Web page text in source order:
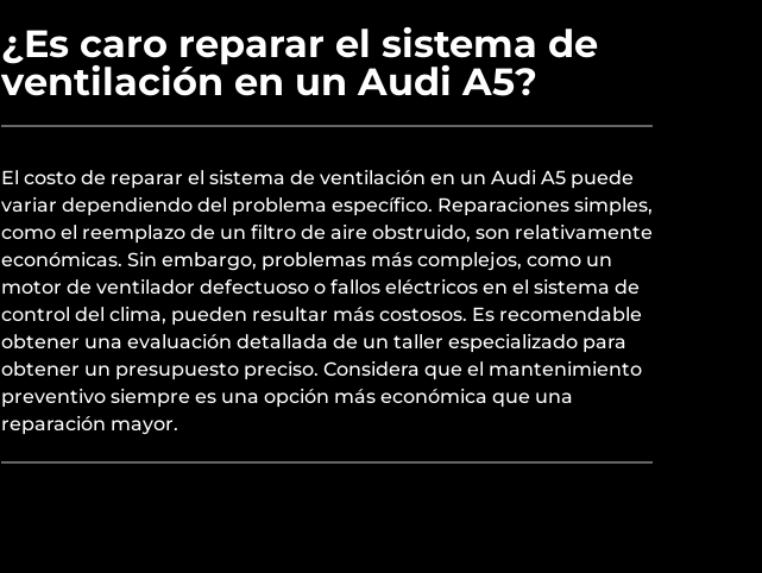
¿Es caro reparar el sistema de
ventilación en un Audi A5?
El costo de reparar el sistema de ventilación en un Audi A5 puede
variar dependiendo del problema específico. Reparaciones simples,
como el reemplazo de un filtro de aire obstruido, son relativamente
económicas. Sin embargo, problemas más complejos, como un
motor de ventilador defectuoso o fallos eléctricos en el sistema de
control del clima, pueden resultar más costosos. Es recomendable
obtener una evaluación detallada de un taller especializado para
obtener un presupuesto preciso. Considera que el mantenimiento
preventivo siempre es una opción más económica que una
reparación mayor.